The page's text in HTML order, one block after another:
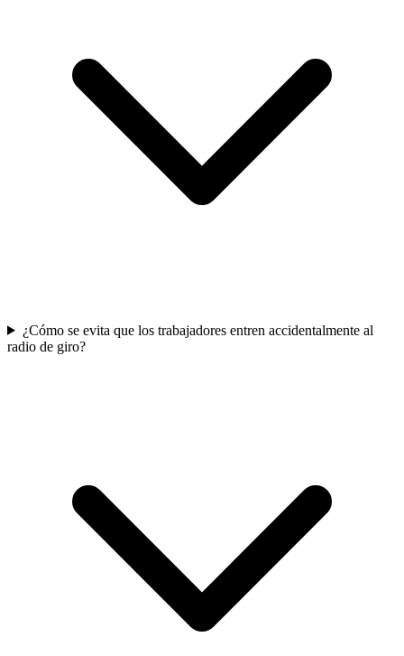
¿Cómo se evita que los trabajadores entren accidentalmente al
radio de giro?